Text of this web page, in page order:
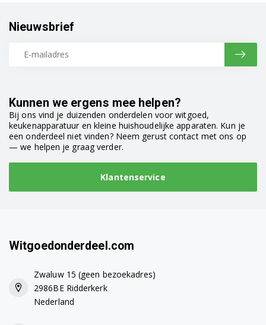
Kunnen we ergens mee helpen?
Bij ons vind je duizenden onderdelen voor witgoed,
keukenapparatuur en kleine huishoudelijke apparaten. Kun je
een onderdeel niet vinden? Neem gerust contact met ons op
— we helpen je graag verder.
Klantenservice
Nieuwsbrief
Witgoedonderdeel.com
Zwaluw 15 (geen bezoekadres)
2986BE Ridderkerk
Nederland